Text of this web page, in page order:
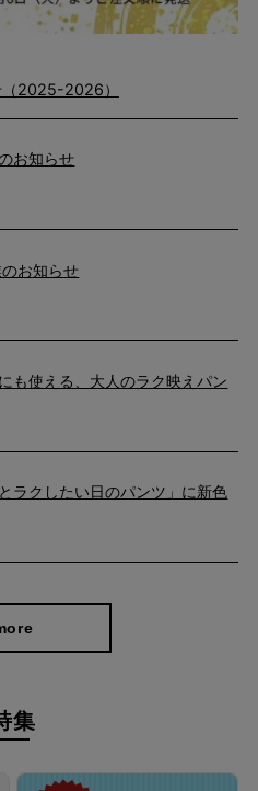
美尻効果
分など女性らしい曲線をよりき
ることによってキレイな丸みの
美尻効果を期待できます。 ま
2025-2026）
お知らせ
お知らせ
も使える、大人のラク映えパン
とラクしたい日のパンツ」に新色
集